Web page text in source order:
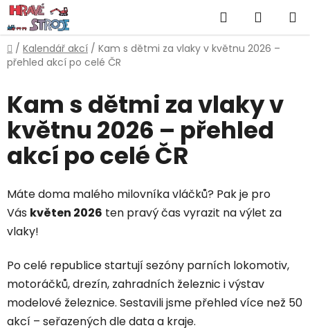
Přejít
na
obsah
Hledat
KOŠÍK
Domů
/ Kalendář akcí / Kam s dětmi za vlaky v květnu 2026 –
přehled akcí po celé ČR
Kam s dětmi za vlaky v
květnu 2026 – přehled
akcí po celé ČR
Máte doma malého milovníka vláčků? Pak je pro
Vás květen 2026 ten pravý čas vyrazit na výlet za
vlaky!
Po celé republice startují sezóny parních lokomotiv,
motoráčků, drezín, zahradních železnic i výstav
modelové železnice. Sestavili jsme přehled více než 50
akcí – seřazených dle data a kraje.